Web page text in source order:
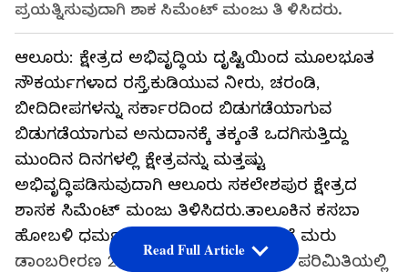
ಪ್ರಯತ್ನಿಸುವುದಾಗಿ ಶಾಕ ಸಿಮೆಂಟ್‌ ಮಂಜು ತಿ ಳಿಸಿದರು.
ಆಲೂರು: ಕ್ಷೇತ್ರದ ಅಭಿವೃದ್ಧಿಯ ದೃಷ್ಟಿಯಿಂದ ಮೂಲಭೂತ
ಸೌಕರ್ಯಗಳಾದ ರಸ್ತೆ,ಕುಡಿಯುವ ನೀರು, ಚರಂಡಿ,
ಬೀದಿದೀಪಗಳನ್ನು ಸರ್ಕಾರದಿಂದ ಬಿಡುಗಡೆಯಾಗುವ
ಬಿಡುಗಡೆಯಾಗುವ ಅನುದಾನಕ್ಕೆ ತಕ್ಕಂತೆ ಒದಗಿಸುತ್ತಿದ್ದು
ಮುಂದಿನ ದಿನಗಳಲ್ಲಿ ಕ್ಷೇತ್ರವನ್ನು ಮತ್ತಷ್ಟು
ಅಭಿವೃದ್ಧಿಪಡಿಸುವುದಾಗಿ ಆಲೂರು ಸಕಲೇಶಪುರ ಕ್ಷೇತ್ರದ
ಶಾಸಕ ಸಿಮೆಂಟ್ ಮಂಜು ತಿಳಿಸಿದರು.ತಾಲೂಕಿನ ಕಸಬಾ
ಹೋಬಳಿ ಧರ್ಮಪುರಿ ಗ್ರಾಮದ ಮುಖ್ಯ ರಸ್ತೆಗೆ ಮರು
ಡಾಂಬರೀರಣ 20 ಲಕ್ಷ , ಹೊಸೂರು ಗ್ರಾಮದ ಪರಿಮಿತಿಯಲ್ಲಿ
Read Full Article